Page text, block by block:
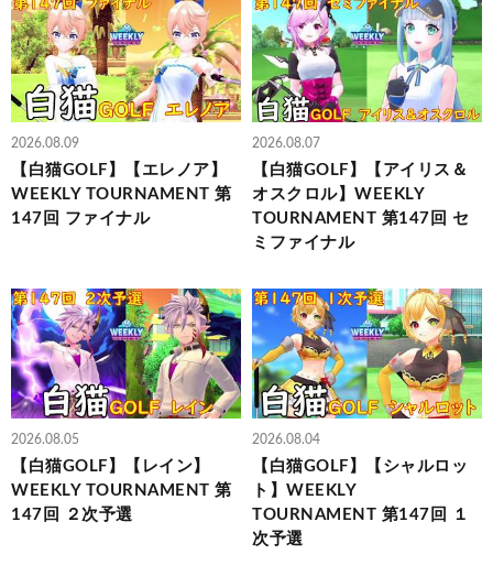
2026.08.09
【白猫GOLF】【エレノア】
WEEKLY TOURNAMENT 第
147回 ファイナル
2026.08.07
【白猫GOLF】【アイリス＆
オスクロル】WEEKLY
TOURNAMENT 第147回 セ
ミファイナル
2026.08.05
【白猫GOLF】【レイン】
WEEKLY TOURNAMENT 第
147回 ２次予選
2026.08.04
【白猫GOLF】【シャルロッ
ト】WEEKLY
TOURNAMENT 第147回 １
次予選